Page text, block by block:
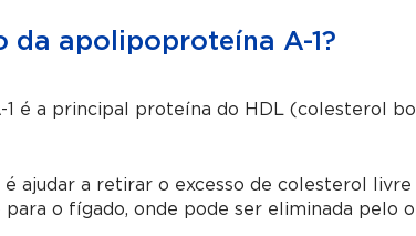
da apolipoproteína A-1?
é a principal proteína do HDL (colesterol
ajudar a retirar o excesso de colesterol livre
para o fígado, onde pode ser eliminada pelo